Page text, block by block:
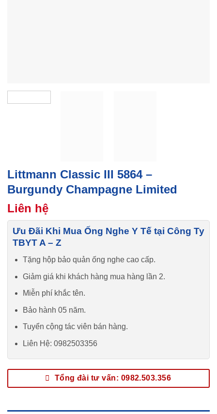
Littmann Classic III 5864 –
Burgundy Champagne Limited
Liên hệ
Ưu Đãi Khi Mua Ống Nghe Y Tế tại Công Ty
TBYT A – Z
Tặng hộp bảo quản ống nghe cao cấp.
Giảm giá khi khách hàng mua hàng lần 2.
Miễn phí khắc tên.
Bảo hành 05 năm.
Tuyển cộng tác viên bán hàng.
Liên Hệ: 0982503356
Tổng đài tư vấn: 0982.503.356